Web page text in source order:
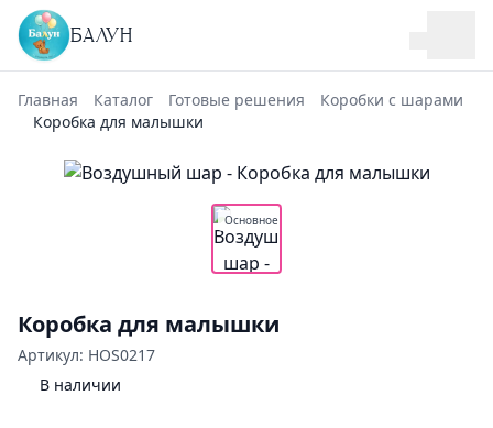
БАЛУН
Главная Каталог Готовые решения
Коробки с шарами
Коробка для малышки
Основное
Коробка для малышки
Артикул: HOS0217
В наличии